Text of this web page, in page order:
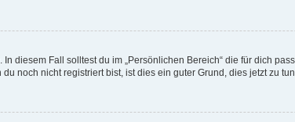
diesem Fall solltest du im „Persönlichen Bereich“ die für dich
noch nicht registriert bist, ist dies ein guter Grund, dies jetzt zu tun.